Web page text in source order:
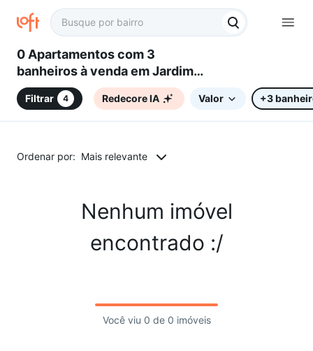
0 Apartamentos com 3
banheiros à venda em Jardim
Celeste, Sorocaba, SP
Filtrar 4 Redecore IA Valor +3
Ordenar por: Mais relevante
Nenhum imóvel
encontrado :/
Você viu 0 de 0 imóveis